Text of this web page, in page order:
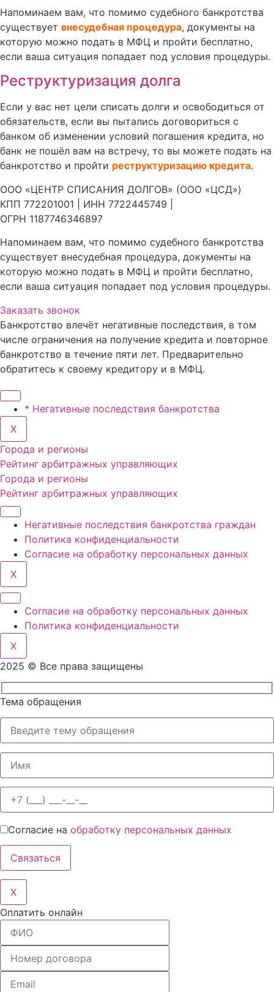
Напоминаем вам, что помимо судебного банкротства
существует внесудебная процедура, документы на
которую можно подать в МФЦ и пройти бесплатно,
если ваша ситуация попадает под условия процедуры.
Реструктуризация долга
Если у вас нет цели списать долги и освободиться от
обязательств, если вы пытались договориться с
банком об изменении условий погашения кредита, но
банк не пошёл вам на встречу, то вы можете подать на
банкротство и пройти реструктуризацию кредита.
ООО «ЦЕНТР СПИСАНИЯ ДОЛГОВ» (ООО «ЦСД»)
КПП 772201001 | ИНН 7722445749 |
ОГРН 1187746346897
Напоминаем вам, что помимо судебного банкротства
существует внесудебная процедура, документы на
которую можно подать в МФЦ и пройти бесплатно,
если ваша ситуация попадает под условия процедуры.
Заказать звонок
Банкротство влечёт негативные последствия, в том
числе ограничения на получение кредита и повторное
банкротство в течение пяти лет. Предварительно
обратитесь к своему кредитору и в МФЦ.
* Негативные последствия банкротства
X
Города и регионы
Рейтинг арбитражных управляющих
Города и регионы
Рейтинг арбитражных управляющих
Негативные последствия банкротства граждан
Политика конфиденциальности
Согласие на обработку персональных данных
X
Согласие на обработку персональных данных
Политика конфиденциальности
X
2025 © Все права защищены
Тема обращения
Согласие на обработку персональных данных
X
Оплатить онлайн